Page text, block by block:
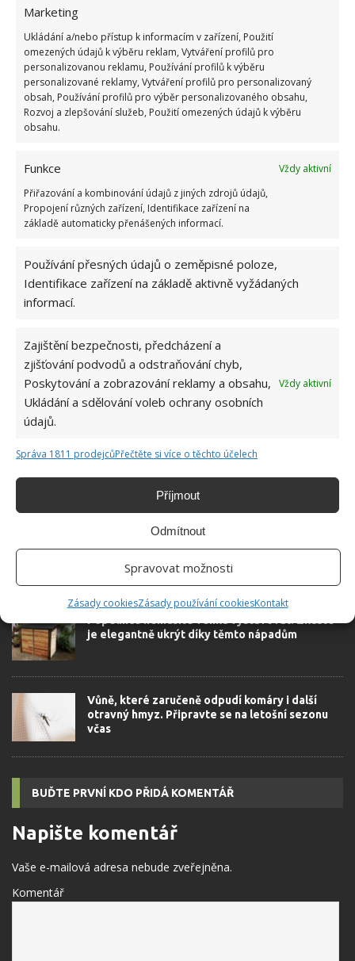
Marketing
Ukládání a/nebo přístup k informacím v zařízení, Použití
omezených údajů k výběru reklam, Vytváření profilů pro
personalizovanou reklamu, Používání profilů k výběru
personalizované reklamy, Vytváření profilů pro personalizovaný
obsah, Používání profilů pro výběr personalizovaného obsahu,
Rozvoj a zlepšování služeb, Použití omezených údajů k výběru
obsahu.
Funkce
Vždy aktivní
Přiřazování a kombinování údajů z jiných zdrojů údajů,
Propojení různých zařízení, Identifikace zařízení na
základě automaticky přenášených informací.
Používání přesných údajů o zeměpisné poloze,
Identifikace zařízení na základě aktivně vyžádaných
informací.
Zajištění bezpečnosti, předcházení a
zjišťování podvodů a odstraňování chyb,
Poskytování a zobrazování reklamy a obsahu,
Ukládání a sdělování voleb ochrany osobních
údajů.
Vždy aktivní
Správa 1811 prodejcůPřečtěte si více o těchto účelech
Příjmout
Odmítnout
Spravovat možnosti
Zásady cookiesZásady používání cookiesKontakt
ZAHRADA
Přidejte svůj názor
přidala během svých studií a práce
redaktorky ji tak nadchla, že se
rozhodla zůstat. Její v...
autorovi]
Popelnice nemusíte venku vystavovat! Zkuste
je elegantně ukrýt díky těmto nápadům
Vůně, které zaručeně odpudí komáry i další
otravný hmyz. Připravte se na letošní sezonu
včas
BUĎTE PRVNÍ KDO PŘIDÁ KOMENTÁŘ
Napište komentář
Vaše e-mailová adresa nebude zveřejněna.
Komentář